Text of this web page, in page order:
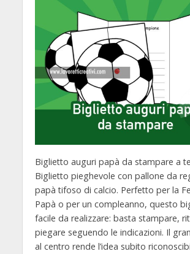
Biglietto auguri papà da stampare a
Biglietto pieghevole con pallone da
papà tifoso di calcio. Perfetto per la
Papà o per un compleanno, questo
facile da realizzare: basta stampare,
piegare seguendo le indicazioni. Il
al centro rende l’idea subito